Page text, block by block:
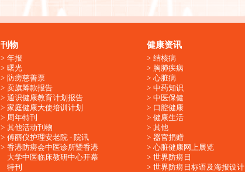
刊物
年报
曙光
防痨慈善票
卖旗筹款报告
通识健康教育计划报告
家庭健康大使培训计划
周年特刊
其他活动刊物
傅丽仪护理安老院 - 院讯
香港防痨会中医诊所暨香港
大学中医临床教研中心开幕
特刊
健康资讯
结核病
胸肺疾病
心脏病
中药知识
中医保健
口腔健康
健康生活
其他
器官捐赠
心脏健康网上展览
世界防痨日
世界防痨日标语及海报设计